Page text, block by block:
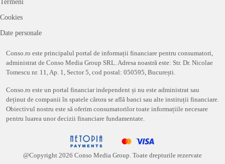
Cookies
Date personale
Conso.ro este principalul portal de informații financiare pentru consumatori,
administrat de Conso Media Group SRL. Adresa noastră este: Str. Dr. Nicolae
Tomescu nr. 11, Ap. 1, Sector 5, cod postal: 050595, București.
Conso.ro este un portal financiar independent și nu este administrat sau
deținut de companii în spatele cărora se află banci sau alte instituții financiare.
Obiectivul nostru este să oferim consumatorilor toate informațiile necesare
pentru luarea unor decizii financiare fundamentate.
@Copyright 2026 Conso Media Group. Toate drepturile rezervate